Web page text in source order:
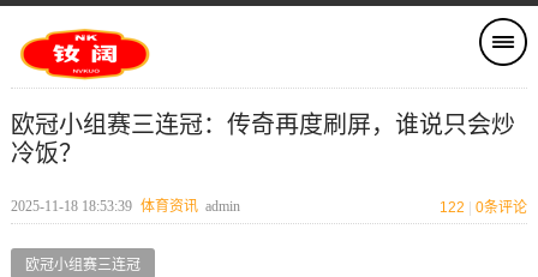
欧冠小组赛三连冠：传奇再度刷屏，谁说只会炒
冷饭？
2025-11-18 18:53:39 体育资讯 admin 122 0条评论
欧冠小组赛三连冠